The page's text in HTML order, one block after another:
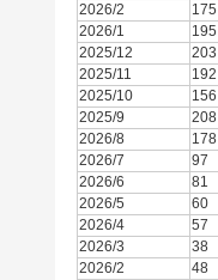
2026/2
175
2026/1
195
2025/12
203
2025/11
192
2025/10
156
2025/9
208
2026/8
178
2026/7
97
2026/6
81
2026/5
60
2026/4
57
2026/3
38
2026/2
48